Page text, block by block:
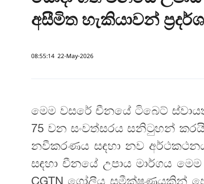
අසීමිත හැකියාවන්
08:55:14 22-May-2026
මෙම වසරේ චීනයේ ටිබෙට්
75 වන සංවත්සරය සනිටුහන්
නවීකරණය සඳහා නව
සඳහා චීනයේ උපාය මාර්ගය
CGTN ගෝලීය සමීක්ෂණයකින්